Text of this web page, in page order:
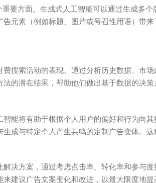
要方面。生成式人工智能可以通过生成多
元素（例如标题、图片或号召性用语）带
搜索活动的表现。通过分析历史数据、市
的潜在结果，帮助他们做出基于数据的决策
能将有助于根据个人用户的偏好和行为向其
成与特定个人产生共鸣的定制广告变体。这
解决方案，通过考虑点击率、转化率和参与
建议广告文案变化和改进，以最大限度地提